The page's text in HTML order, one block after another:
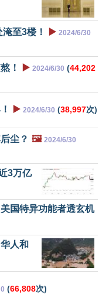
至3楼！ ▶️ 2024/6/30
！ ▶️ 2024/6/30 (44,202
▶️ 2024/6/30 (38,997次)
尘？ 🖼️ 2024/6/30
3万亿
国特异功能者透玄机
人和
(66,808次)